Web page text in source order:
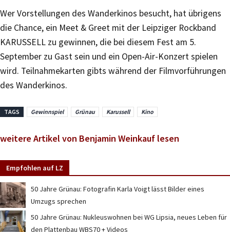
Wer Vorstellungen des Wanderkinos besucht, hat übrigens
die Chance, ein Meet & Greet mit der Leipziger Rockband
KARUSSELL zu gewinnen, die bei diesem Fest am 5.
September zu Gast sein und ein Open-Air-Konzert spielen
wird. Teilnahmekarten gibts während der Filmvorführungen
des Wanderkinos.
TAGS Gewinnspiel Grünau Karussell Kino
weitere Artikel von Benjamin Weinkauf lesen
Empfohlen auf LZ
50 Jahre Grünau: Fotografin Karla Voigt lässt Bilder eines
Umzugs sprechen
50 Jahre Grünau: Nukleuswohnen bei WG Lipsia, neues Leben für
den Plattenbau WBS70 + Videos